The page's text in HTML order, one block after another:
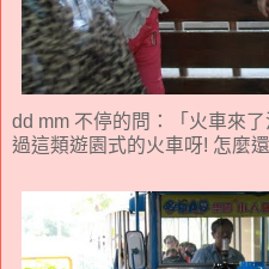
dd mm 不停的問：「火車來了
過這類遊園式的火車呀! 怎麼